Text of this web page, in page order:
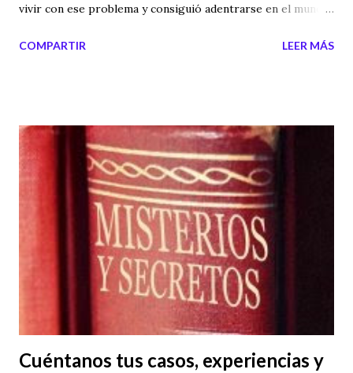
vivir con ese problema y consiguió adentrarse en el mundo
fenómenos paranormales, hay que saber actuar con
COMPARTIR LEER MÁS
Cuéntanos tus casos, experiencias y